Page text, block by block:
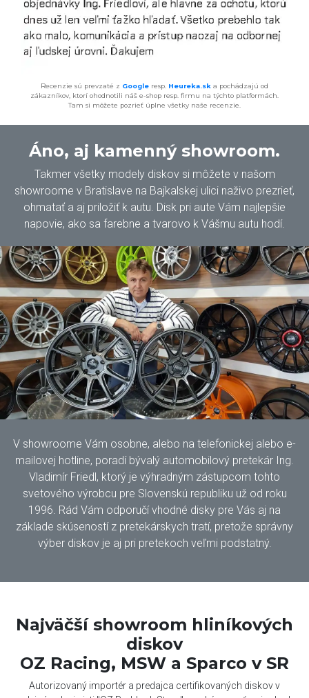
Recenzie sú prevzaté z Google resp. Heureka.sk a pochádzajú od
zákazníkov, ktorí ohodnotili náš e-shop resp. firmu na týchto platformách.
Tam si môžete pozrieť úplne všetky naše recenzie.
Áno, aj kamenný showroom.
Takmer všetky modely diskov si môžete v našom
showroome v Bratislave na Bajkalskej ulici naživo prezrieť,
ohmatať a aj priložiť k autu. Disk pri aute Vám najlepšie
napovie, ako sa farebne a tvarovo k Vášmu autu hodí.
V showroome Vám osobne, alebo na telefonickej alebo e-
mailovej hotline, poradí bývalý automobilový pretekár Ing.
Vladimír Friedl, ktorý je výhradným zástupcom tohto
svetového výrobcu pre Slovenskú republiku už od roku
1996. Rád Vám odporučí vhodné disky pre Vás aj na
základe skúseností z pretekárskych tratí, pretože správny
výber diskov je aj pri pretekoch veľmi podstatný.
Najväčší showroom hliníkových
diskov
OZ Racing, MSW a Sparco v SR
Autorizovaný importér a predajca certifikovaných diskov v